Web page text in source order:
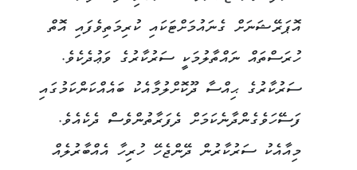
އޮޕަރޭޝަނަށް ގެނައުމަށްޓަކައި ކުރިމަތިވެފައި އޮތް
ހުރަސްތައް ނައްތާލުމަކީ ސަރުކާރުގެ ވަޢުދެކެވެ.
ސަރުކާރުގެ ޙިއްސާ ދޫކޮށްލުމާއެކު ބައެއްކަންކަމުގައި
ފަސޭހަވެގެންދާނެކަމަށް ދެފަރާތުންވެސް ދެކެއެވެ.
މިއާއެކު ސަރުކާރުން ދޭންޖެހޭ ހުރިހާ އެއްބާރުލެއް